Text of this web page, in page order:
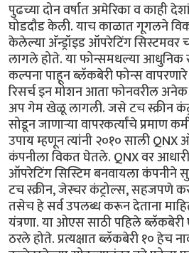
पुढच्या दोन वर्षात अमेरिका व काही
घोडदौड केली. याच काळात गूगलने
केलेल्या अ‍ॅन्ड्रॉइड ऑपरेटिंग
लागले होते. या फोन्समधल्या आधुनिक
कल्पना पाहून ब्लॅकबेरी फोन्स
रिसर्च इन मोशन आता फोनवरील
अप गेम खेळू लागली. जसे टच स्क्रीन
सोडून जाणार्‍या वापरकर्त्यांचे प्रमाण
उपाय म्हणून त्यांनी २०१० साली QNX
कंपनीला विकत घेतले. QNX वर
ऑपरेटिंग सिस्टिम बनवायला कंपनीने
टच स्क्रीन, जेस्चर कंट्रोल्स, सहजपणे
तसेच हे सर्व उपलब्ध करून देताना
यंत्रणा. या ओएस साठी पहिले
ठरले होते. प्रत्यक्षात ब्लॅकबेरी १० हेच